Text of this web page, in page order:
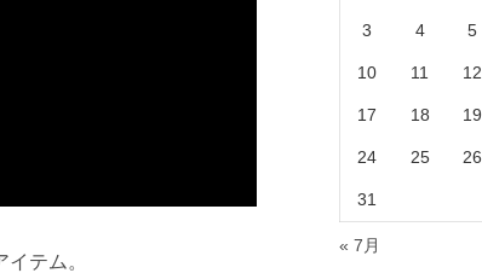
テム。
3 4 5
10 11 12
17 18 19
24 25 26
31
« 7月